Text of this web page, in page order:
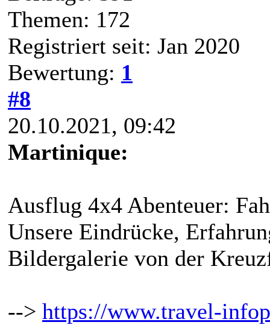
Themen: 172
Registriert seit: Jan 2020
Bewertung: 1
#8
20.10.2021, 09:42
Martinique:
Ausflug 4x4 Abenteuer:
Unsere Eindrücke,
Bildergalerie von der
--> https://www.travel-